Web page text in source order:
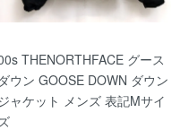
THENORTHFACE グース
ダウン GOOSE DOWN ダウン
ャケット メンズ 表記Mサイ
ズ